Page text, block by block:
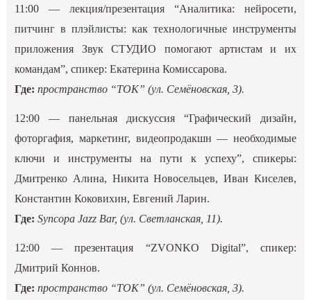
11:00 — лекция/презентация “Аналитика: нейросети,
питчинг в плэйлисты: как технологичные инструменты
приложения Звук СТУДИО помогают артистам и их
командам”, спикер: Екатерина Комиссарова.
Где: пространство “ТОК” (ул. Семёновская, 3).
12:00 — панельная дискуссия “Графический дизайн,
фоторгафия, маркетинг, видеопродакшн — необходимые
ключи и инструменты на пути к успеху”, спикеры:
Дмитренко Алина, Никита Новосельцев, Иван Киселев,
Константин Коковихин, Евгений Ларин.
Где: Syncopa Jazz Bar, (ул. Светланская, 11).
12:00 — презентация “ZVONKO Digital”, спикер:
Дмитрий Коннов.
Где: пространство “ТОК” (ул. Семёновская, 3).